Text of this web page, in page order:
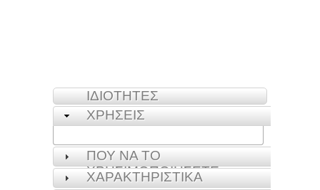
ΙΔΙΟΤΗΤΕΣ
ΧΡΗΣΕΙΣ
ΠΟΥ ΝΑ ΤΟ
ΧΡΗΣΙΜΟΠΟΙΗΣΕΤΕ
ΧΑΡΑΚΤΗΡΙΣΤΙΚΑ